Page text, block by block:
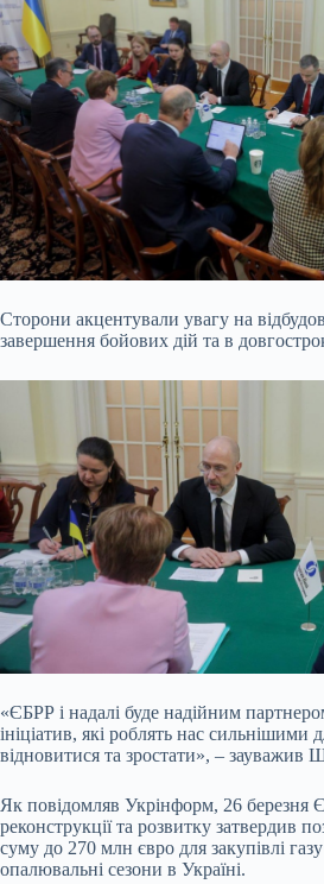
Сторони акцентували увагу на
завершення бойових дій та в
«ЄБРР і надалі буде надійним
ініціатив, які роблять нас сильнішими
відновитися та зростати», – зауважив
Як повідомляв Укрінформ, 26 березня
реконструкції та розвитку затвердив
суму до 270 млн євро для закупівлі
опалювальні сезони в Україні.